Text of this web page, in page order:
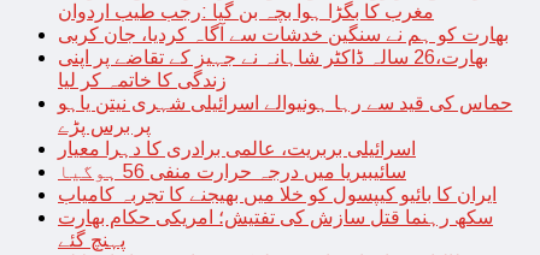
مغرب کا بگڑا ہوا بچہ بن گیا :رجب طیب اردوان
بھارت کو ہم نے سنگین خدشات سے آگاہ کردیا، جان کربی
بھارت،26 سالہ ڈاکٹر شاہانہ نے جہیز کے تقاضے پر اپنی
زندگی کا خاتمہ کر لیا
حماس کی قید سے رہا ہونیوالے اسرائیلی شہری نیتن یاہو
پر برس پڑے
اسرائیلی بربریت، عالمی برادری کا دہرا معیار
سائیبیریا میں درجہ حرارت منفی 56 ہوگیا
ایران کا بائیو کیپسول کو خلا میں بھیجنے کا تجربہ کامیاب
سکھ رہنما قتل سازش کی تفتیش؛ امریکی حکام بھارت
پہنچ گئے